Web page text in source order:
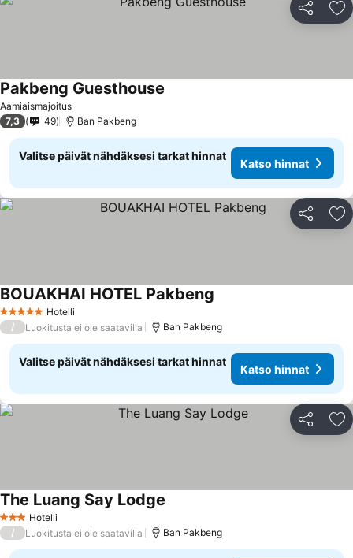
Jaa
Aamiaismajoitus
Pakbeng Guesthouse
7,3 49 Ban Pakbeng
Valitse päivät nähdäksesi tarkat hinnat
Katso hinnat
Jaa
5 Tähtiluokitus
Hotelli
BOUAKHAI HOTEL Pakbeng
/ Luokitusta ei ole saatavilla Ban Pakbeng
Valitse päivät nähdäksesi tarkat hinnat
Katso hinnat
Jaa
3 Tähtiluokitus
Hotelli
The Luang Say Lodge
/ Luokitusta ei ole saatavilla Ban Pakbeng